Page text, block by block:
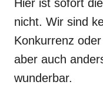
Hier ist sofort
nicht. Wir sind
Konkurrenz
aber auch
wunderbar.